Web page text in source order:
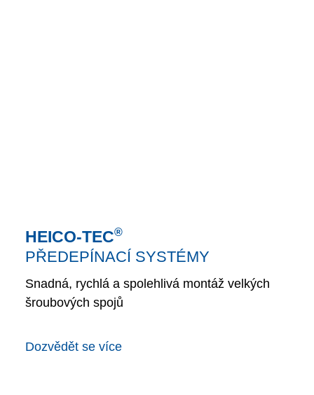
HEICO-TEC®
PŘEDEPÍNACÍ SYSTÉMY
Snadná, rychlá a spolehlivá montáž velkých
šroubových spojů
Dozvědět se více